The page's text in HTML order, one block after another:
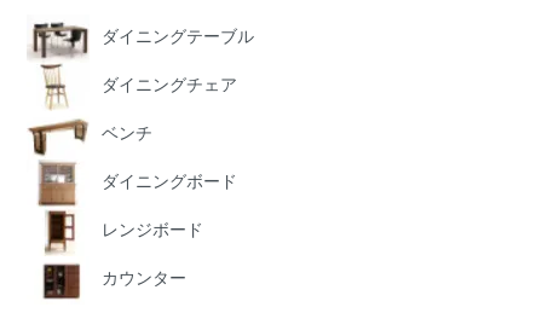
ダイニングテーブル
ダイニングチェア
ベンチ
ダイニングボード
レンジボード
カウンター